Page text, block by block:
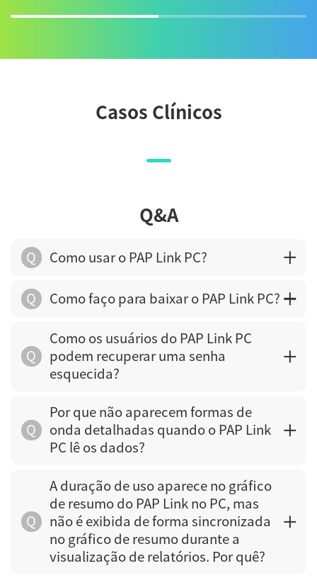
Casos Clínicos
Q&A
Q Como usar o PAP Link PC?
Q Como faço para baixar o PAP Link PC?
Q
Como os usuários do PAP Link PC
podem recuperar uma senha
esquecida?
Q
Por que não aparecem formas de
onda detalhadas quando o PAP Link
PC lê os dados?
Q
A duração de uso aparece no gráfico
de resumo do PAP Link no PC, mas
não é exibida de forma sincronizada
no gráfico de resumo durante a
visualização de relatórios. Por quê?